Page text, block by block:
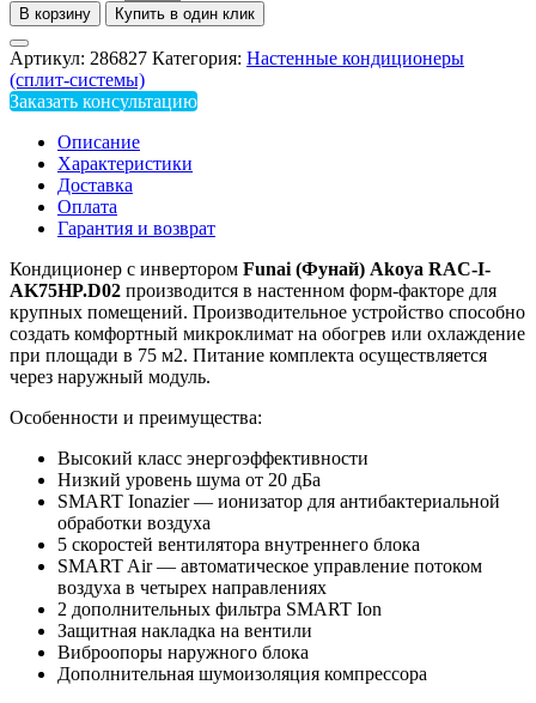
В корзину Купить в один клик
Артикул: 286827 Категория: Настенные кондиционеры
(сплит-системы)
Заказать консультацию
Описание
Характеристики
Доставка
Оплата
Гарантия и возврат
Кондиционер с инвертором Funai (Фунай) Akoya RAC-I-
AK75HP.D02 производится в настенном форм-факторе для
крупных помещений. Производительное устройство способно
создать комфортный микроклимат на обогрев или охлаждение
при площади в 75 м2. Питание комплекта осуществляется
через наружный модуль.
Особенности и преимущества:
Высокий класс энергоэффективности
Низкий уровень шума от 20 дБа
SMART Ionazier — ионизатор для антибактериальной
обработки воздуха
5 скоростей вентилятора внутреннего блока
SMART Air — автоматическое управление потоком
воздуха в четырех направлениях
2 дополнительных фильтра SMART Ion
Защитная накладка на вентили
Виброопоры наружного блока
Дополнительная шумоизоляция компрессора